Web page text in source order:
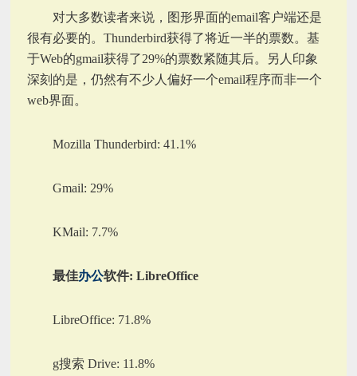
对大多数读者来说，图形界面的email客户端还是
很有必要的。Thunderbird获得了将近一半的票数。基
于Web的gmail获得了29%的票数紧随其后。另人印象
深刻的是，仍然有不少人偏好一个email程序而非一个
web界面。
Mozilla Thunderbird: 41.1%
Gmail: 29%
KMail: 7.7%
最佳办公软件: LibreOffice
LibreOffice: 71.8%
g搜索 Drive: 11.8%